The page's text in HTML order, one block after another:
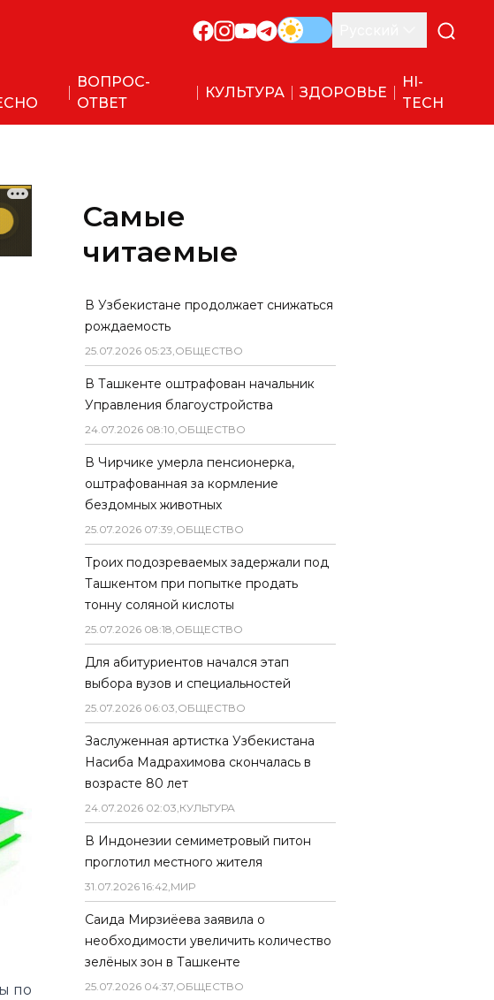
ВОПРОС-
ОТВЕТ
КУЛЬТУРА ЗДОРОВЬЕ
HI-
TECH
по
Самые
читаемые
В Узбекистане продолжает снижаться
рождаемость
25.07.2026 05:23,ОБЩЕСТВО
В Ташкенте оштрафован начальник
Управления благоустройства
24.07.2026 08:10,ОБЩЕСТВО
В Чирчике умерла пенсионерка,
оштрафованная за кормление
бездомных животных
25.07.2026 07:39,ОБЩЕСТВО
Троих подозреваемых задержали под
Ташкентом при попытке продать
тонну соляной кислоты
25.07.2026 08:18,ОБЩЕСТВО
Для абитуриентов начался этап
выбора вузов и специальностей
25.07.2026 06:03,ОБЩЕСТВО
Заслуженная артистка Узбекистана
Насиба Мадрахимова скончалась в
возрасте 80 лет
24.07.2026 02:03,КУЛЬТУРА
В Индонезии семиметровый питон
проглотил местного жителя
31.07.2026 16:42,МИР
Саида Мирзиёева заявила о
необходимости увеличить количество
зелёных зон в Ташкенте
25.07.2026 04:37,ОБЩЕСТВО